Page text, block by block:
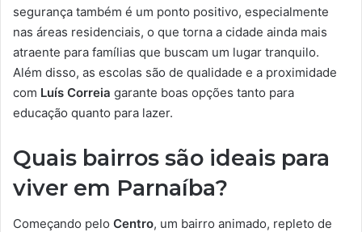
segurança também é um ponto positivo, especialmente
nas áreas residenciais, o que torna a cidade ainda mais
atraente para famílias que buscam um lugar tranquilo.
Além disso, as escolas são de qualidade e a proximidade
com Luís Correia garante boas opções tanto para
educação quanto para lazer.
Quais bairros são ideais para
viver em Parnaíba?
Começando pelo Centro, um bairro animado, repleto de